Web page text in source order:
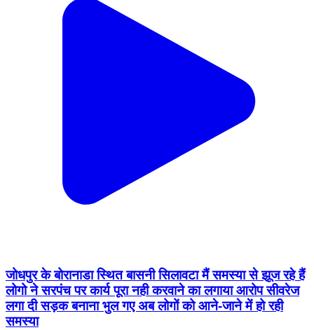
जोधपुर के बोरानाडा स्थित बासनी सिलावटा मैं समस्या से झूज रहे हैं
लोगो ने सरपंच पर कार्य पूरा नही करवाने का लगाया आरोप सीवरेज
लगा दी सड़क बनाना भुल गए अब लोगों को आने-जाने में हो रही
समस्या